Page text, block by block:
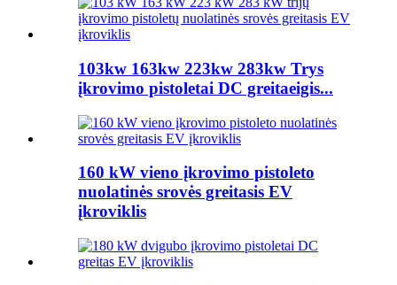
103kw 163kw 223kw 283kw Trys
įkrovimo pistoletai DC greitaeigis...
160 kW vieno įkrovimo pistoleto
nuolatinės srovės greitasis EV
įkroviklis